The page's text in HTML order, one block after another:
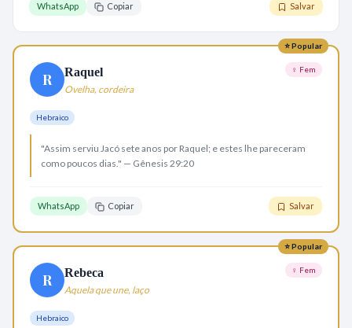
WhatsApp Copiar Salvar
⭐ Popular
R Raquel
Ovelha, cordeira
♀ Fem
Hebraico
"Assim serviu Jacó sete anos por Raquel; e estes lhe pareceram
como poucos dias." — Gênesis 29:20
WhatsApp Copiar Salvar
⭐ Popular
R Rebeca
Aquela que une, laço
♀ Fem
Hebraico